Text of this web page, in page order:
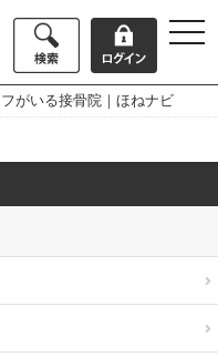
がいる接骨院｜ほねナビ